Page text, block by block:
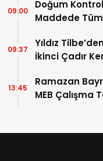
Doğum Kontrol
Maddede
09:00
Yıldız
İkinci Çadır
09:37
Ramazan
MEB Çalışma
13:45